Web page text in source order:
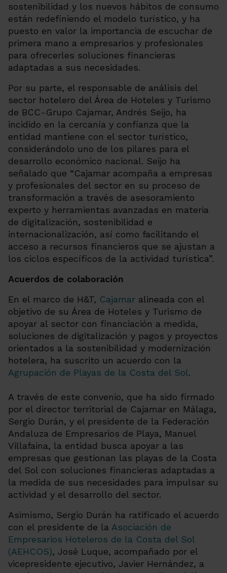
sostenibilidad y los nuevos hábitos de consumo
están redefiniendo el modelo turístico, y ha
puesto en valor la importancia de escuchar de
primera mano a empresarios y profesionales
para ofrecerles soluciones financieras
adaptadas a sus necesidades.
Por su parte, el responsable de análisis del
sector hotelero del Área de Hoteles y Turismo
de BCC-Grupo Cajamar, Andrés Seijo, ha
incidido en la cercanía y confianza que la
entidad mantiene con el sector turístico,
considerándolo uno de los pilares para el
desarrollo económico nacional. Seijo ha
señalado que “Cajamar acompaña a empresas
y profesionales del sector en su proceso de
transformación a través de asesoramiento
experto y herramientas avanzadas en materia
de digitalización, sostenibilidad e
internacionalización, así como facilitando el
acceso a recursos financieros que se ajustan a
los ciclos específicos de la actividad turística”.
Acuerdos de colaboración
En el marco de H&T, Cajamar alineada con el
objetivo de su Área de Hoteles y Turismo de
apoyar al sector con financiación a medida,
soluciones de digitalización y pagos y proyectos
orientados a la sostenibilidad y modernización
hotelera, ha suscrito un acuerdo con la
Agrupación de Playas de la Costa del Sol.
A través de este convenio, que ha sido firmado
por el director territorial de Cajamar en Málaga,
Sergio Durán, y el presidente de la Federación
Andaluza de Empresarios de Playa, Manuel
Villafaina, la entidad busca apoyar a las
empresas que gestionan las playas de la Costa
del Sol con soluciones financieras adaptadas a
la medida de sus necesidades para impulsar su
actividad y el desarrollo del sector.
Asimismo, Sergio Durán ha ratificado el acuerdo
con el presidente de la Asociación de
Empresarios Hoteleros de la Costa del Sol
(AEHCOS), José Luque, acompañado por el
vicepresidente ejecutivo, Javier Hernández, a